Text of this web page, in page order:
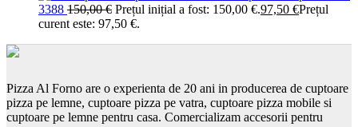
3388 150,00€ Prețul inițial a fost: 150,00 €.97,50 €Prețul
curent este: 97,50 €.
Pizza Al Forno are o experienta de 20 ani in producerea de cuptoare
pizza pe lemne, cuptoare pizza pe vatra, cuptoare pizza mobile si
cuptoare pe lemne pentru casa. Comercializam accesorii pentru